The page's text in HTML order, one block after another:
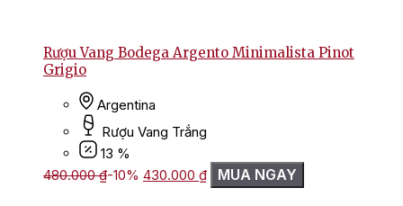
Rượu Vang Bodega Argento Minimalista Pinot
Grigio
Argentina
Rượu Vang Trắng
13 %
480.000₫-10% Giá
gốc
430.000 ₫Giá
hiện
MUA NGAY